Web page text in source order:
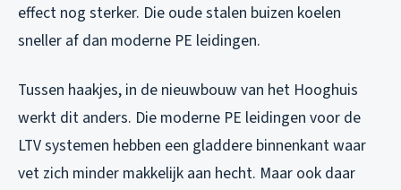
effect nog sterker. Die oude stalen buizen koelen
sneller af dan moderne PE leidingen.
Tussen haakjes, in de nieuwbouw van het Hooghuis
werkt dit anders. Die moderne PE leidingen voor de
LTV systemen hebben een gladdere binnenkant waar
vet zich minder makkelijk aan hecht. Maar ook daar